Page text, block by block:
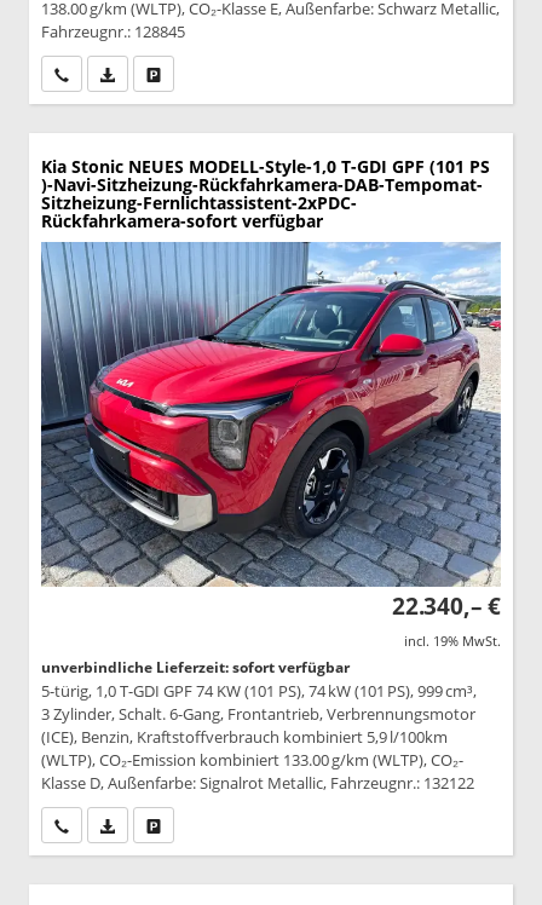
138.00 g/km (WLTP), CO₂-Klasse E, Außenfarbe: Schwarz Metallic,
Fahrzeugnr.: 128845
Wir rufen Sie anPDF-Datei, Fahrzeugexposé drucken
Kia Stonic NEUES MODELL-Style-1,0 T-GDI GPF (101 PS
)-Navi-Sitzheizung-Rückfahrkamera-DAB-Tempomat-
Sitzheizung-Fernlichtassistent-2xPDC-
Rückfahrkamera-sofort verfügbar
22.340,– €
incl. 19% MwSt.
unverbindliche Lieferzeit: sofort verfügbar
5-türig, 1,0 T-GDI GPF 74 KW (101 PS), 74 kW (101 PS), 999 cm³,
3 Zylinder, Schalt. 6-Gang, Frontantrieb, Verbrennungsmotor
(ICE), Benzin, Kraftstoffverbrauch kombiniert 5,9 l/100km
(WLTP), CO₂-Emission kombiniert 133.00 g/km (WLTP), CO₂-
Klasse D, Außenfarbe: Signalrot Metallic, Fahrzeugnr.: 132122
Wir rufen Sie anPDF-Datei, Fahrzeugexposé drucken